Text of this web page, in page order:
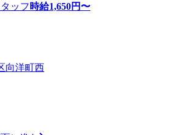
ッフ 時給1,650円〜
向洋町西